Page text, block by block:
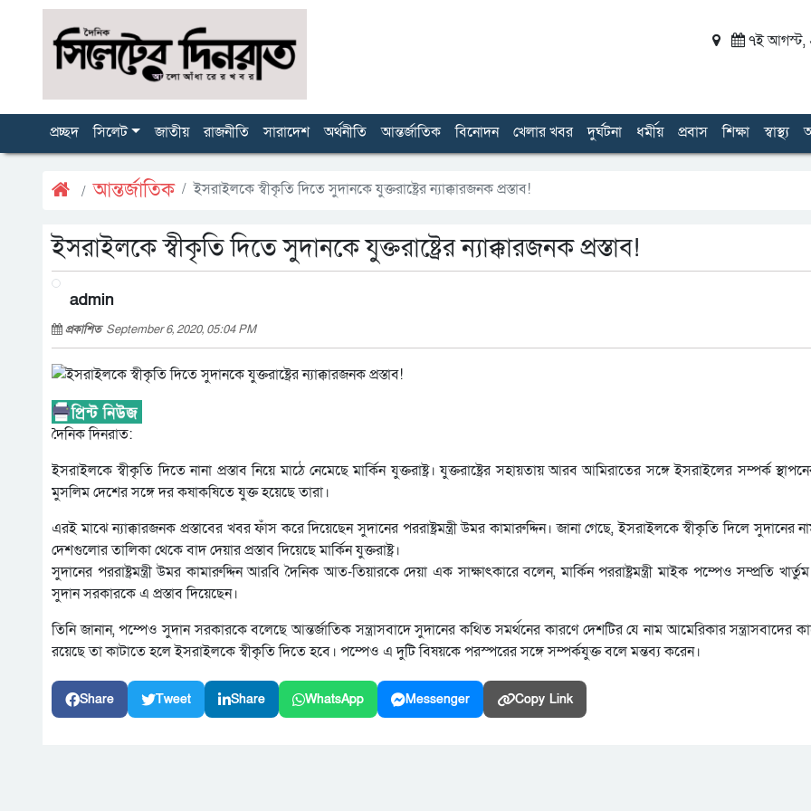
৭ই আগস্ট,
প্রচ্ছদ সিলেট জাতীয় রাজনীতি সারাদেশ অর্থনীতি আন্তর্জাতিক বিনোদন খেলার খবর দুর্ঘটনা ধর্মীয় প্রবাস শিক্ষা স্বাস্থ্য
আন্তর্জাতিক ইসরাইলকে স্বীকৃতি দিতে সুদানকে যুক্তরাষ্ট্রের ন্যাক্কারজনক প্রস্তাব!
ইসরাইলকে স্বীকৃতি দিতে সুদানকে যুক্তরাষ্ট্রের ন্যাক্কারজনক প্রস্তাব!
admin
প্রকাশিত September 6, 2020, 05:04 PM
দৈনিক দিনরাত:
ইসরাইলকে স্বীকৃতি দিতে নানা প্রস্তাব নিয়ে মাঠে নেমেছে মার্কিন যুক্তরাষ্ট্র। যুক্তরাষ্ট্রের সহায়তায় আরব আমিরাতের সঙ্গে ইসরাইলের সম্পর্ক
মুসলিম দেশের সঙ্গে দর কষাকষিতে যুক্ত হয়েছে তারা।
এরই মাঝে ন্যাক্কারজনক প্রস্তাবের খবর ফাঁস করে দিয়েছেন সুদানের পররাষ্ট্রমন্ত্রী উমর কামারুদ্দিন। জানা গেছে, ইসরাইলকে স্বীকৃতি দিলে সুদানের
দেশগুলোর তালিকা থেকে বাদ দেয়ার প্রস্তাব দিয়েছে মার্কিন যুক্তরাষ্ট্র।
সুদানের পররাষ্ট্রমন্ত্রী উমর কামারুদ্দিন আরবি দৈনিক আত-তিয়ারকে দেয়া এক সাক্ষাৎকারে বলেন, মার্কিন পররাষ্ট্রমন্ত্রী মাইক পম্পেও সম্প্রতি
সুদান সরকারকে এ প্রস্তাব দিয়েছেন।
তিনি জানান, পম্পেও সুদান সরকারকে বলেছে আন্তর্জাতিক সন্ত্রাসবাদে সুদানের কথিত সমর্থনের কারণে দেশটির যে নাম আমেরিকার সন্ত্রাসবাদের
রয়েছে তা কাটাতে হলে ইসরাইলকে স্বীকৃতি দিতে হবে। পম্পেও এ দুটি বিষয়কে পরস্পরের সঙ্গে সম্পর্কযুক্ত বলে মন্তব্য করেন।
Share Tweet Share WhatsApp Messenger Copy Link